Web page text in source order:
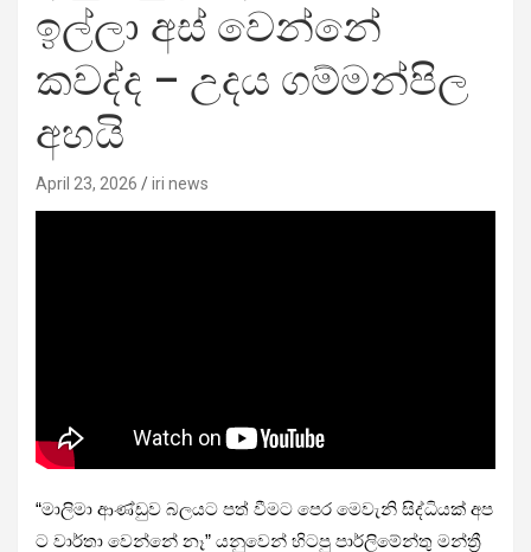
ඉල්ලා අස් වෙන්නේ
කවද්ද – උදය ගම්මන්පිල
අහයි
April 23, 2026 iri news
“මාලිමා ආණ්ඩුව බලයට පත් වීමට පෙර මෙවැනි සිද්ධියක් අප
ට වාර්තා වෙන්නේ නෑ” යනුවෙන් හිටපු පාර්ලිමේන්තු මන්ත්‍රී